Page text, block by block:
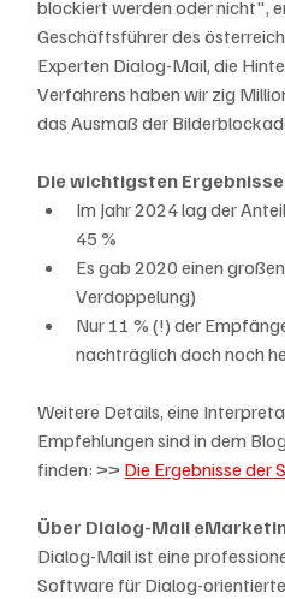
blockiert werden oder nicht",
Geschäftsführer des
Experten Dialog-Mail, die
Verfahrens haben wir zig
das Ausmaß der
Die wichtigsten
Im Jahr 2024 lag der
45 %
Es gab 2020 einen
Verdoppelung)
Nur 11 % (!) der
nachträglich doch noch
Weitere Details, eine
Empfehlungen sind in dem
finden: >> Die Ergebnisse der
Über Dialog-Mail
Dialog-Mail ist eine
Software für Dialog-